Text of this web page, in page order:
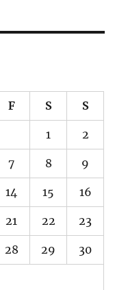
F S S
1 2
7 8 9
14 15 16
21 22 23
28 29 30